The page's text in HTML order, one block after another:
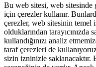
Bu web sitesi, web
için çerezler kullanır.
çerezler, web sitesinin temel
olduklarından tarayıcınızda
kullandığınızı analiz
taraf çerezleri de
sizin izninizle saklanacaktır.